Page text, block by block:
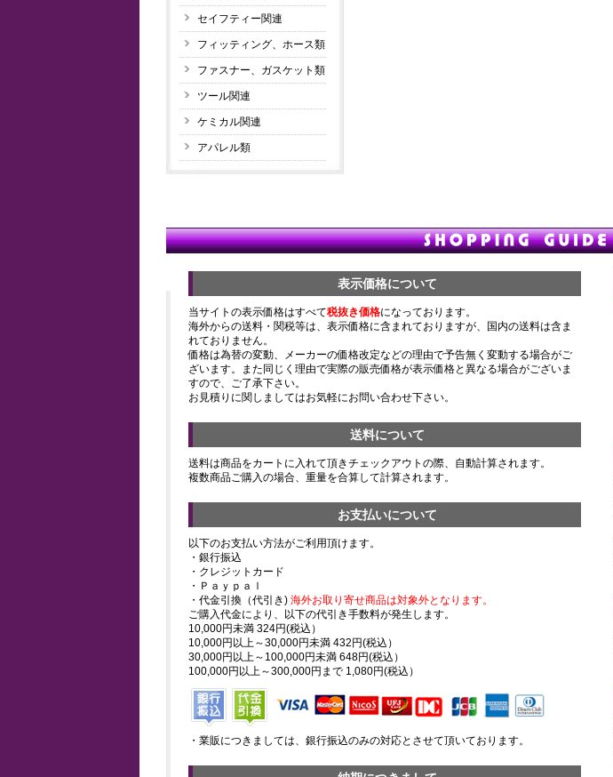
セイフティー関連
フィッティング、ホース類
ファスナー、ガスケット類
ツール関連
ケミカル関連
アパレル類
表示価格について
当サイトの表示価格はすべて税抜き価格になっております。
海外からの送料・関税等は、表示価格に含まれておりますが、国内の送料は含ま
れておりません。
価格は為替の変動、メーカーの価格改定などの理由で予告無く変動する場合がご
ざいます。また同じく理由で実際の販売価格が表示価格と異なる場合がございま
すので、ご了承下さい。
お見積りに関しましてはお気軽にお問い合わせ下さい。
送料について
送料は商品をカートに入れて頂きチェックアウトの際、自動計算されます。
複数商品ご購入の場合、重量を合算して計算されます。
お支払いについて
以下のお支払い方法がご利用頂けます。
・銀行振込
・クレジットカード
・Ｐａｙｐａｌ
・代金引換（代引き) 海外お取り寄せ商品は対象外となります。
ご購入代金により、以下の代引き手数料が発生します。
10,000円未満 324円(税込）
10,000円以上～30,000円未満 432円(税込）
30,000円以上～100,000円未満 648円(税込）
100,000円以上～300,000円まで 1,080円(税込）
・業販につきましては、銀行振込のみの対応とさせて頂いております。